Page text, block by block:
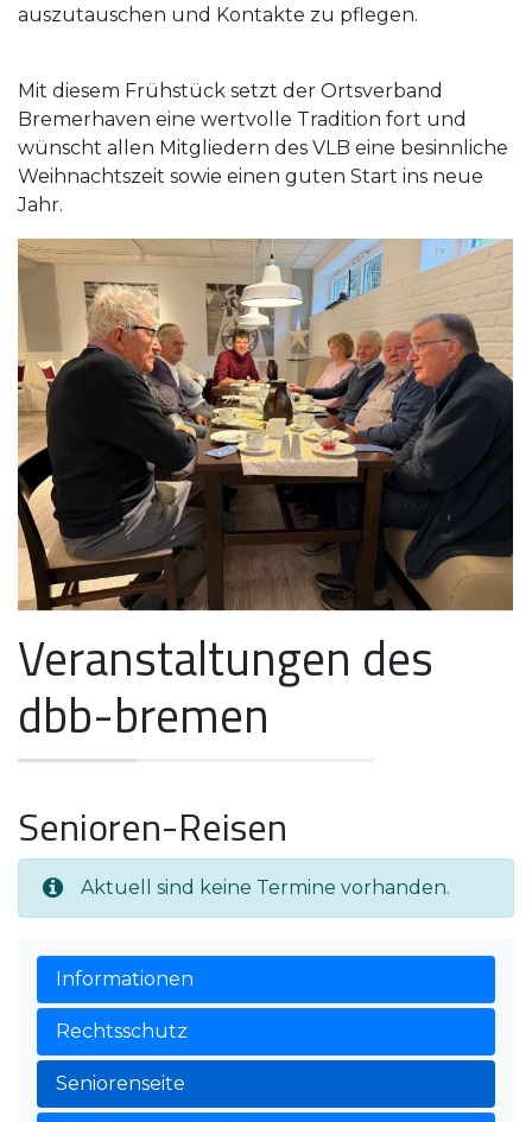
auszutauschen und Kontakte zu pflegen.
Mit diesem Frühstück setzt der Ortsverband
Bremerhaven eine wertvolle Tradition fort und
wünscht allen Mitgliedern des VLB eine besinnliche
Weihnachtszeit sowie einen guten Start ins neue
Jahr.
Veranstaltungen des
dbb-bremen
Senioren-Reisen
Aktuell sind keine Termine vorhanden.
Informationen
Rechtsschutz
Seniorenseite